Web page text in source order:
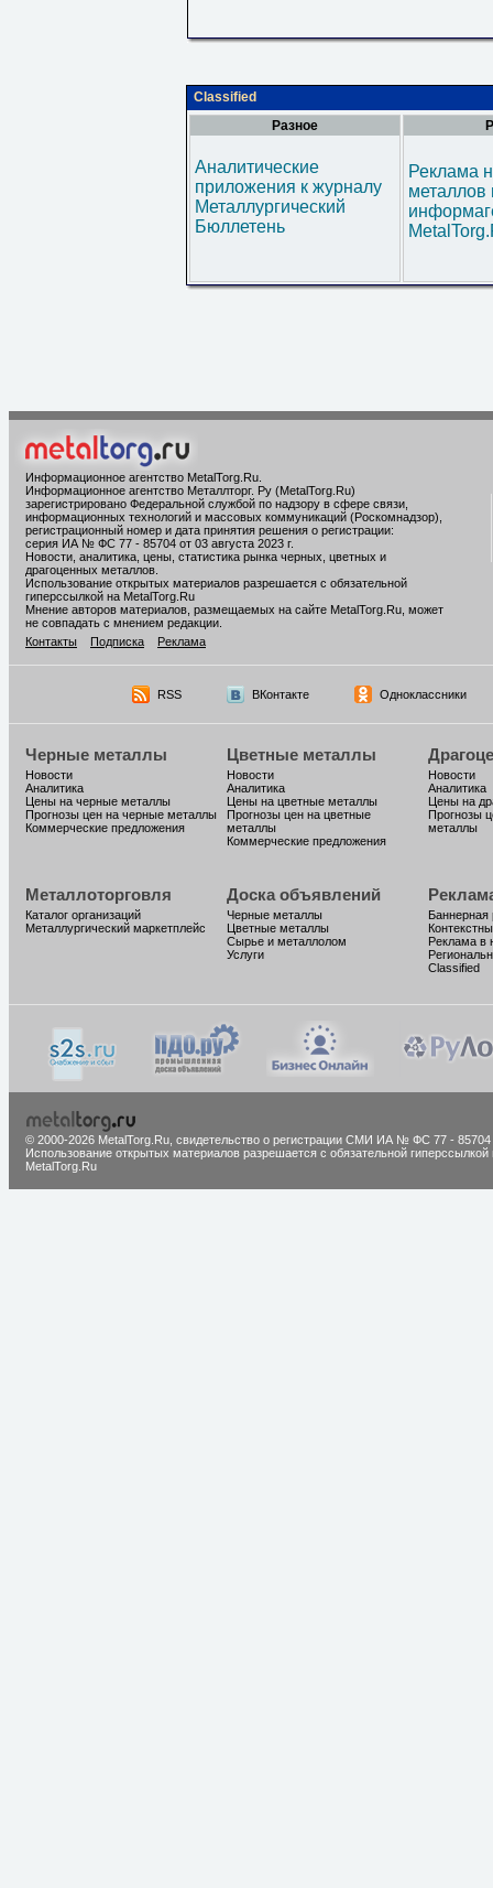
Classified
Разное
Аналитические
приложения к журналу
Металлургический
Бюллетень
Реклама
металлов
Информационное агентство MetalTorg.Ru
Информационное агентство Металлторг. Ру (MetalTorg.Ru)
зарегистрировано Федеральной службой по надзору в сфере связи,
информационных технологий и массовых коммуникаций (Роскомнадзор),
регистрационный номер и дата принятия решения о регистрации:
серия ИА № ФС 77 - 85704 от 03 августа 2023 г.
Новости, аналитика, цены, статистика рынка черных, цветных и
драгоценных металлов.
Использование открытых материалов разрешается с обязательной
гиперссылкой на MetalTorg.Ru
Мнение авторов материалов, размещаемых на сайте MetalTorg.Ru, может
не совпадать с мнением редакции.
Контакты
Подписка Реклама
RSS ВКонтакте Одноклассники
Черные металлы
Новости
Аналитика
Цены на черные металлы
Прогнозы цен на черные металлы
Коммерческие предложения
Цветные металлы
Новости
Аналитика
Цены на цветные металлы
Прогнозы цен на цветные
металлы
Коммерческие предложения
Новости
Аналитика
Цены на
Прогнозы
металлы
Металлоторговля
Каталог организаций
Металлургический маркетплейс
Доска объявлений
Черные металлы
Цветные металлы
Сырье и металлолом
Услуги
Баннерная
Реклама в
Classified
© 2000-2026 MetalTorg.Ru, cвидетельство о регистрации СМИ ИА № ФС 77 - 85704
Использование открытых материалов разрешается с обязательной гиперссылкой
MetalTorg.Ru